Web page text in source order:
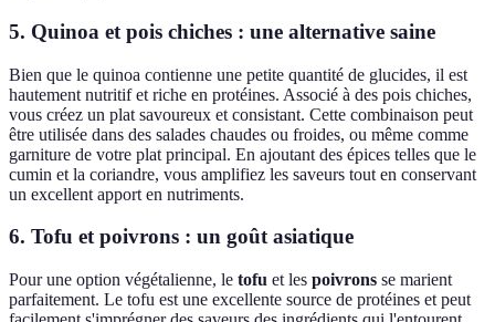
5. Quinoa et pois chiches : une alternative saine
Bien que le quinoa contienne une petite quantité de glucides, il est
hautement nutritif et riche en protéines. Associé à des pois chiches,
vous créez un plat savoureux et consistant. Cette combinaison peut
être utilisée dans des salades chaudes ou froides, ou même comme
garniture de votre plat principal. En ajoutant des épices telles que le
cumin et la coriandre, vous amplifiez les saveurs tout en conservant
un excellent apport en nutriments.
6. Tofu et poivrons : un goût asiatique
Pour une option végétalienne, le tofu et les poivrons se marient
parfaitement. Le tofu est une excellente source de protéines et peut